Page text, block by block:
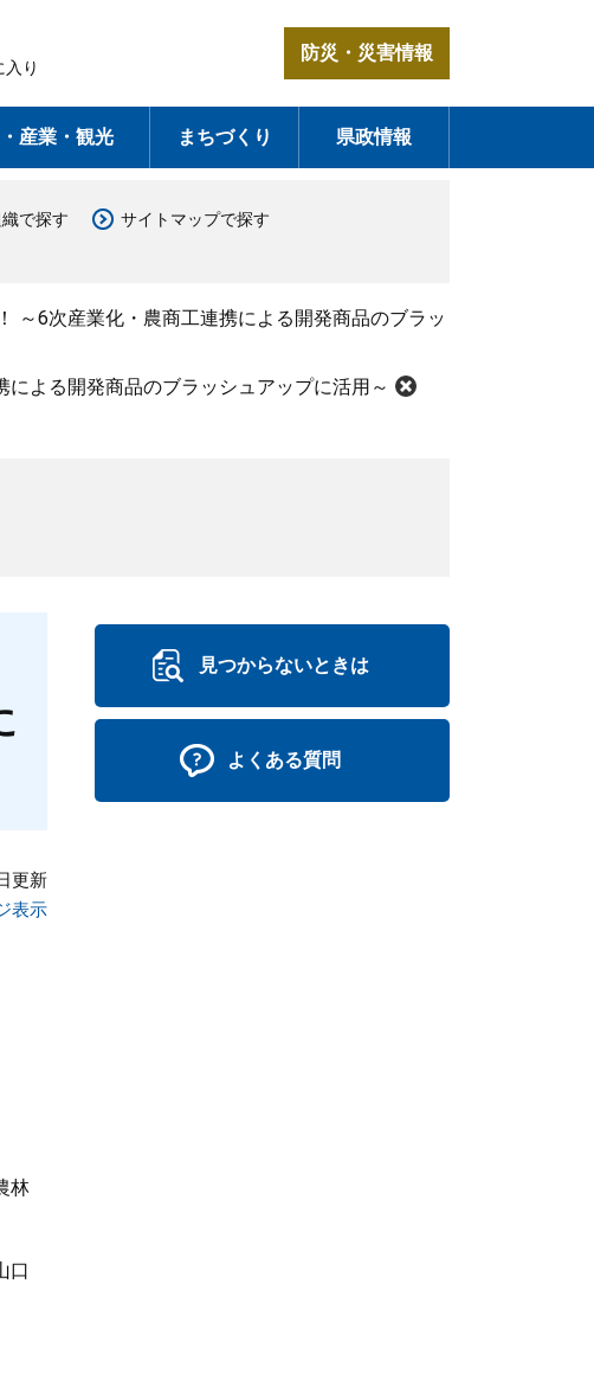
入り
防災・災害情報
産業・観光 まちづくり 県政情報
で探す サイトマップで探す
～6次産業化・農商工連携による開発商品のブラッ
よる開発商品のブラッシュアップに活用～
更新
表示
林
口
見つからないときは
よくある質問